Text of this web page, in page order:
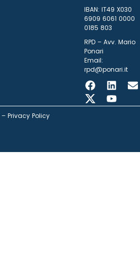
IBAN: IT49 X030
6909 6061 0000
0185 803
RPD – Avv. Mario
Ponari
Email:
rpd@ponari.it
– Privacy Policy